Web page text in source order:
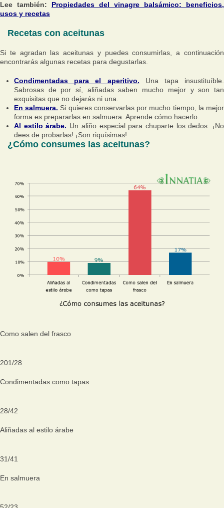
Lee también: Propiedades del vinagre balsámico: beneficios,
usos y recetas
Recetas con aceitunas
Si te agradan las aceitunas y puedes consumirlas, a continuación
encontrarás algunas recetas para degustarlas.
Condimentadas para el aperitivo. Una tapa insustituíble.
Sabrosas de por sí, aliñadas saben mucho mejor y son tan
exquisitas que no dejarás ni una.
En salmuera. Si quieres conservarlas por mucho tiempo, la mejor
forma es prepararlas en salmuera. Aprende cómo hacerlo.
Al estilo árabe. Un aliño especial para chuparte los dedos. ¡No
dees de probarlas! ¡Son riquísimas!
¿Cómo consumes las aceitunas?
Como salen del frasco
201/28
Condimentadas como tapas
28/42
Aliñadas al estilo árabe
31/41
En salmuera